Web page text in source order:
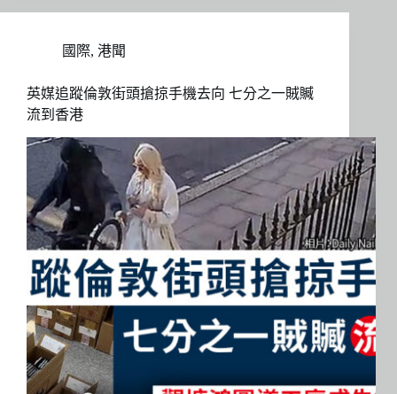
國際, 港聞
英媒追蹤倫敦街頭搶掠手機去向 七分之一賊贓
流到香港